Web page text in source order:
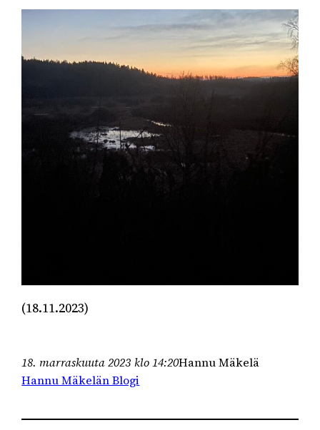
(18.11.2023)
18. marraskuuta 2023 klo 14:20Hannu Mäkelä
Hannu Mäkelän Blogi